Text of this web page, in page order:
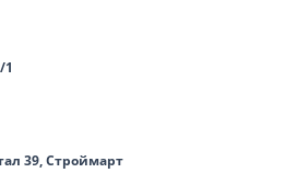
1
39, Строймарт